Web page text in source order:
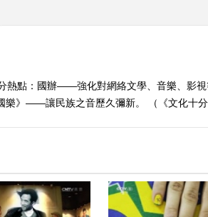
熱點：國辦——強化對網絡文學、音樂、影
樂》——讓民族之音歷久彌新。 （《文化十分